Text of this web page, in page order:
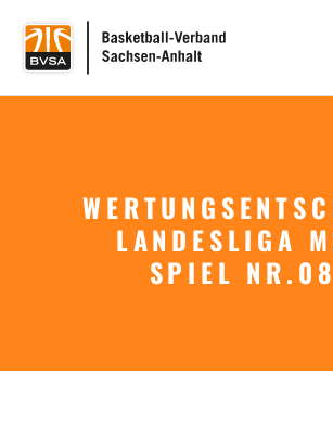
LANDESLIGA
SPIEL NR.08